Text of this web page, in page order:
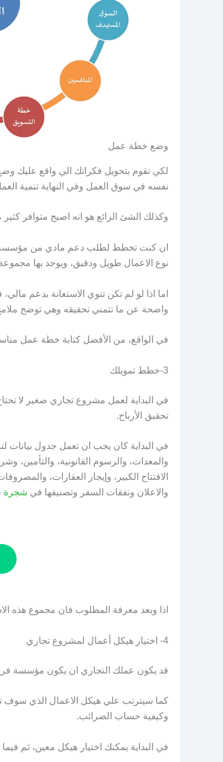
وضع خطة عمل
لكي تقوم بتحويل فكراتك الي واقع عليك
نفسه في سوق العمل وفي النهاية تنمية
وكذلك الشئ الرائع هو انه اصبح متوافر
ان كنت تخطط لطلب دعم مادي من مؤسسة
نوع الاعمال طويل ودقيق، ويوجد بها
اما اذا لو لم تكن تنوي الاستعانة بدعم
واضحة عن ما تتمني تحقيقه وهي توضح
في الواقع، من الأفضل كتابة خطة عمل
3-خطط تمويلك
في البداية لعمل مشروع تجاري صغير لا
تحقيق الأرباح.
في البداية كان يجب ان تعمل جدول بيانات
والمعدات، والرسوم القانونية، والتأمين،
الافتتاح الكبير، وإيجار العقارات،
والاعلان ونفقات السفر وتصنيفها في شجرة
اذا وبعد معرفة المطلوب فان مجموع هذه
4- اختيار هيكل أعمال لمشروع تجاري
قد يكون عملك التجاري ان يكون مؤسسة
كما سيترتب علي هيكل الاعمال الذي سوف
وكيفية حساب الضرائب.
في البداية يمكنك اختيار هيكل معين، ثم